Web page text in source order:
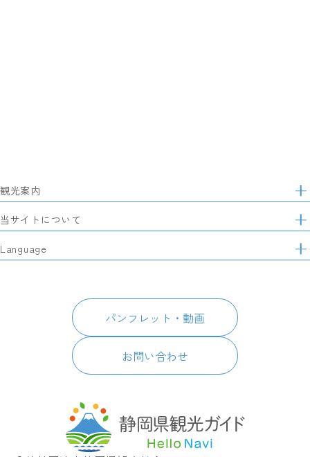
サ
イ
ト
マ
ッ
プ
観光案内
特集
モデルコース
当サイトについて
静岡県観光協会について
パンフレット・動画
Language
パンフレット・動画
お問い合わせ